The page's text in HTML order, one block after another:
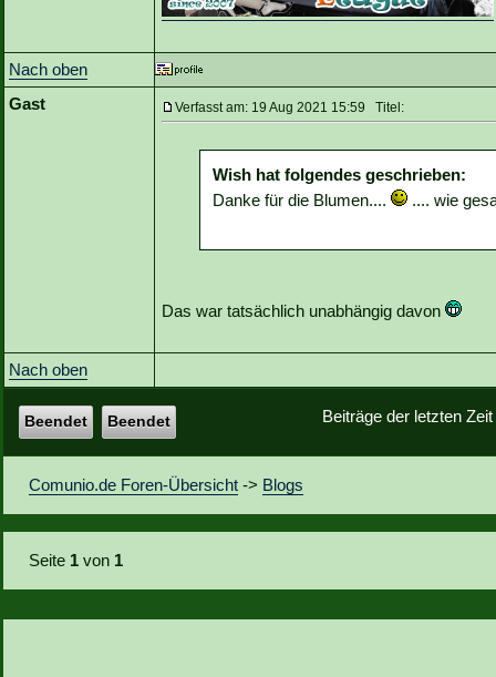
Nach oben
Gast
Verfasst am: 19 Aug 2021 15:59 Titel:
Wish hat folgendes geschrieben:
Danke für die Blumen....
.... wie
Das war tatsächlich unabhängig davon
Nach oben
Beiträge der letzten
Beendet Beendet
Comunio.de Foren-Übersicht -> Blogs
Seite 1 von 1